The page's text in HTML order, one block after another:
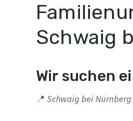
Schwaig
Wir suchen
📍Schwaig bei Nürnberg